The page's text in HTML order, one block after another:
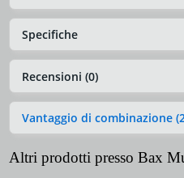
Specifiche
Recensioni (0)
Vantaggio di combinazione
Altri prodotti presso Bax